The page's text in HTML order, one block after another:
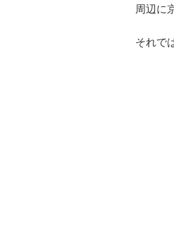
周辺に
それで